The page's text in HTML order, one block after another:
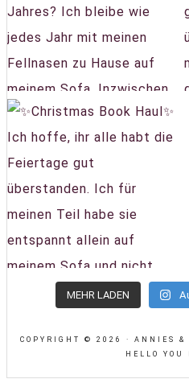
MEHR LADEN
COPYRIGHT © 2026 · ANNIES &
HELLO YOU